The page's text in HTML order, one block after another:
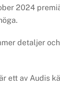
2024
detaljer
ett av Audis